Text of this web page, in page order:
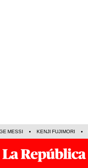
MESSI KENJI FUJIMORI